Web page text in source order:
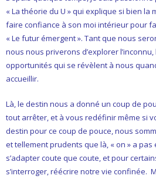
- L'intelligence émotionnelle
COACHING et CONSULTING
- Coaching
- Consulting
CONTACT
« La théorie du U » qui explique si bien
faire confiance à son moi intérieur pour
« Le futur émergent ». Tant que nous
nous nous priverons d’explorer
opportunités qui se révèlent à nous
accueillir.
Là, le destin nous a donné un coup de
tout arrêter, et à vous redéfinir même si
destin pour ce coup de pouce, nous
et tellement prudents que là, « on » a pas
s’adapter coute que coute, et pour
s’interroger, réécrire notre vie confinée.